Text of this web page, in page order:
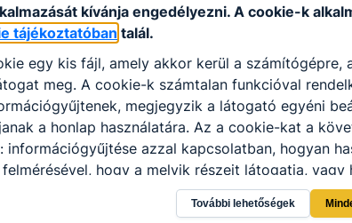
INFORMÁCIÓK A KÉPZÉSHEZ
szakképző iskolai oktatás, az oktatott
egyéb pszichés fejlődési zavarral (súlyos
zavarral) küzdő tanulók is
követelményeknek való megfelelés
9. évfolyam végi ágazati alapvizsga után duális
partnereinknél folyatathatják a képzést. Az
10%-a, a szakképzési munkaszerződés
kívánja engedélyezni. A cookie-k
tájékoztatóban talál.
egy kis fájl, amely akkor kerül a számítógépre,
meg. A cookie-k számtalan funkcióval
megjegyzik a látogató egyéni
a honlap használatára. Az a cookie-kat a
információgyűjtése azzal kapcsolatban, hogyan
hogy a melyik részeit látogatja, vagy
hogyan biztosítjuk Önnek még jobb
oldalunkat, honlap fejlesztése.
Hogyan
További lehetőségek